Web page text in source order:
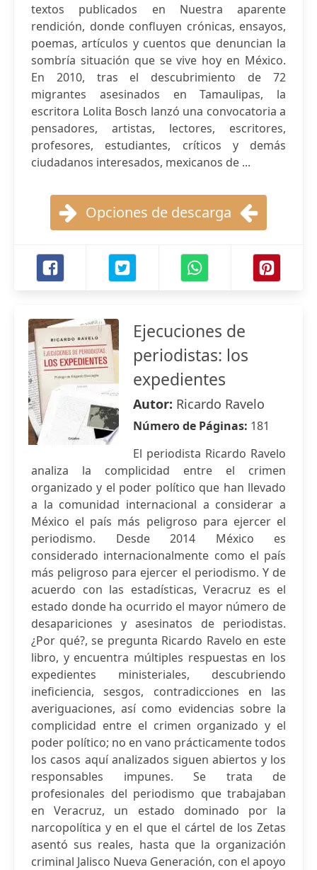
textos publicados en Nuestra aparente
rendición, donde confluyen crónicas, ensayos,
poemas, artículos y cuentos que denuncian la
sombría situación que se vive hoy en México.
En 2010, tras el descubrimiento de 72
migrantes asesinados en Tamaulipas, la
escritora Lolita Bosch lanzó una convocatoria a
pensadores, artistas, lectores, escritores,
profesores, estudiantes, críticos y demás
ciudadanos interesados, mexicanos de ...
Opciones de descarga
Ejecuciones de
periodistas: los
expedientes
Autor: Ricardo Ravelo
Número de Páginas: 181
El periodista Ricardo Ravelo
analiza la complicidad entre el crimen
organizado y el poder político que han llevado
a la comunidad internacional a considerar a
México el país más peligroso para ejercer el
periodismo. Desde 2014 México es
considerado internacionalmente como el país
más peligroso para ejercer el periodismo. Y de
acuerdo con las estadísticas, Veracruz es el
estado donde ha ocurrido el mayor número de
desapariciones y asesinatos de periodistas.
¿Por qué?, se pregunta Ricardo Ravelo en este
libro, y encuentra múltiples respuestas en los
expedientes ministeriales, descubriendo
ineficiencia, sesgos, contradicciones en las
averiguaciones, así como evidencias sobre la
complicidad entre el crimen organizado y el
poder político; no en vano prácticamente todos
los casos aquí analizados siguen abiertos y los
responsables impunes. Se trata de
profesionales del periodismo que trabajaban
en Veracruz, un estado dominado por la
narcopolítica y en el que el cártel de los Zetas
asentó sus reales, hasta que la organización
criminal Jalisco Nueva Generación, con el apoyo